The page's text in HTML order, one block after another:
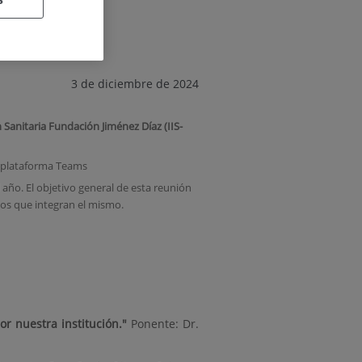
3 de diciembre de 2024
Fundación Jiménez Díaz (IIS-
Teams
El objetivo general de esta reunión
que integran el mismo.
nuestra institución." Ponente: Dr.